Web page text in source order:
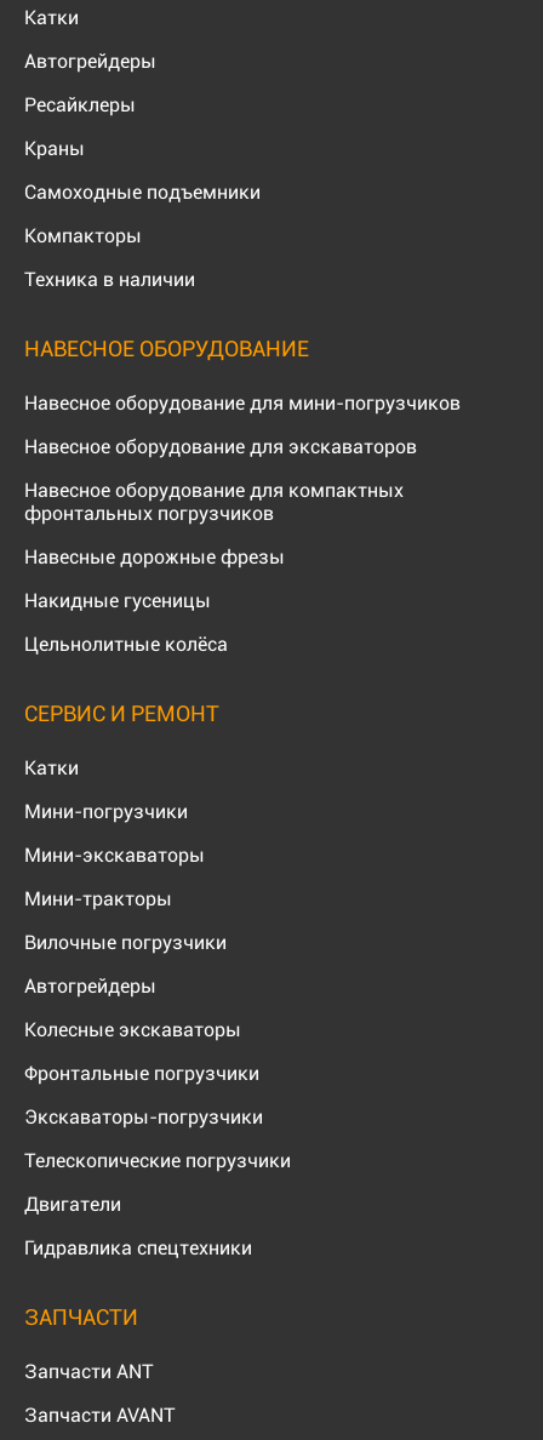
Катки
Автогрейдеры
Ресайклеры
Краны
Самоходные подъемники
Компакторы
Техника в наличии
НАВЕСНОЕ ОБОРУДОВАНИЕ
Навесное оборудование для мини-погрузчиков
Навесное оборудование для экскаваторов
Навесное оборудование для компактных
фронтальных погрузчиков
Навесные дорожные фрезы
Накидные гусеницы
Цельнолитные колёса
СЕРВИС И РЕМОНТ
Катки
Мини-погрузчики
Мини-экскаваторы
Мини-тракторы
Вилочные погрузчики
Автогрейдеры
Колесные экскаваторы
Фронтальные погрузчики
Экскаваторы-погрузчики
Телескопические погрузчики
Двигатели
Гидравлика спецтехники
ЗАПЧАСТИ
Запчасти ANT
Запчасти AVANT